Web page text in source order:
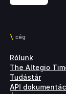
cég
Rólunk
The Altegio
Tudástár
API